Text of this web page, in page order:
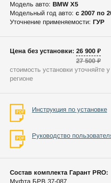
Модель авто: BMW X5
Модельный год авто: c 2007 по
Уточнение применяемости: ГУР
Цена без установки: 26 900 ₽
27 500 ₽
стоимость установки уточняйте
регионе
Инструкция по установке
Руководство
Состав комплекта Гарант PRO:
Муфта БРВ 37-087